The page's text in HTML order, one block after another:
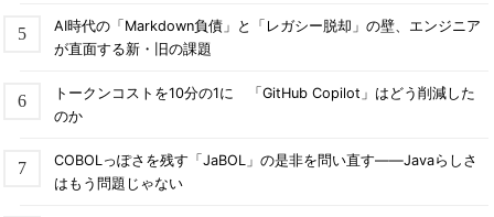
AI時代の「Markdown負債」と「レガシー脱却」の壁、エンジニア
が直面する新・旧の課題
トークンコストを10分の1に 「GitHub Copilot」はどう削減した
のか
COBOLっぽさを残す「JaBOL」の是非を問い直す――Javaらしさ
はもう問題じゃない